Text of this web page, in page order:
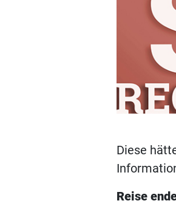
Diese
Reise